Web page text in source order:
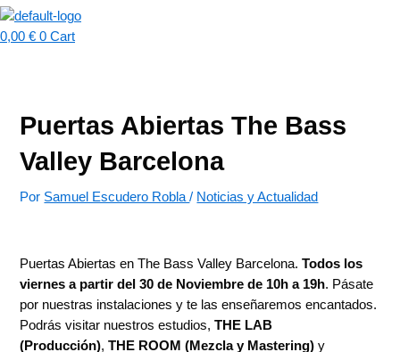
0,00 € 0 Cart
Puertas Abiertas The Bass
Valley Barcelona
Por Samuel Escudero Robla/ Noticias y Actualidad
Puertas Abiertas en The Bass Valley Barcelona.Todos los
viernes a partir del 30 de Noviembre de 10h a 19h. Pásate
por nuestras instalaciones y te las enseñaremos encantados.
Podrás visitar nuestros estudios,THE LAB
(Producción),THE ROOM (Mezcla y Mastering) y